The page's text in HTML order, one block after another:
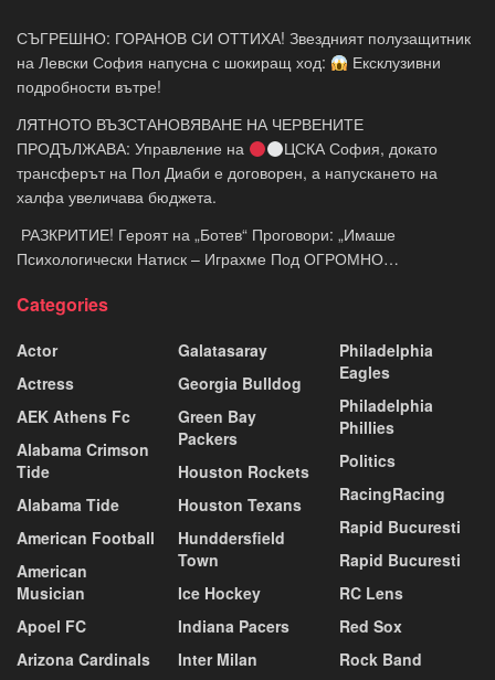
СЪГРЕШНО: ГОРАНОВ СИ ОТТИХА! Звездният полузащитник
на Левски София напусна с шокиращ ход:
Ексклузивни
подробности вътре!
ЛЯТНОТО ВЪЗСТАНОВЯВАНЕ НА ЧЕРВЕНИТЕ
ПРОДЪЛЖАВА: Управление на
ЦСКА София, докато
трансферът на Пол Диаби е договорен, а напускането на
халфа увеличава бюджета.
​ РАЗКРИТИЕ! Героят на „Ботев“ Проговори: „Имаше
Психологически Натиск – Играхме Под ОГРОМНО…
Categories
Actor
Actress
AEK Athens Fc
Alabama Crimson
Tide
Alabama Tide
American Football
American
Musician
Apoel FC
Arizona Cardinals
Galatasaray
Georgia Bulldog
Green Bay
Packers
Houston Rockets
Houston Texans
Hunddersfield
Town
Ice Hockey
Indiana Pacers
Inter Milan
Philadelphia
Eagles
Philadelphia
Phillies
Politics
RacingRacing
Rapid Bucuresti
Rapid Bucuresti
RC Lens
Red Sox
Rock Band